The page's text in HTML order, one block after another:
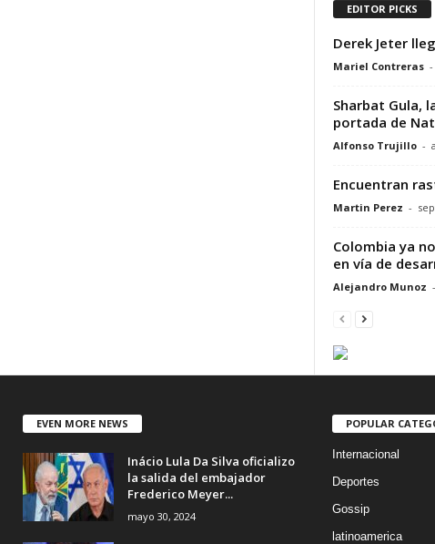
EDITOR PICKS
Derek Jeter
Mariel Contreras -
Sharbat Gula,
portada de
Alfonso Trujillo -
Encuentran
Martin Perez -
Colombia ya
en vía de
Alejandro Munoz -
EVEN MORE NEWS
Inácio Lula Da Silva oficializo
la salida del embajador
Frederico Meyer...
mayo 30, 2024
POPULAR
Internacional
Deportes
Gossip
latinoamerica